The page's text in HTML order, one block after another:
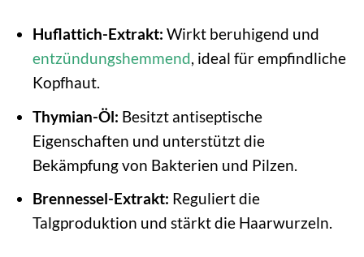
Huflattich-Extrakt: Wirkt beruhigend und
entzündungshemmend, ideal für empfindliche
Kopfhaut.
Thymian-Öl: Besitzt antiseptische
Eigenschaften und unterstützt die
Bekämpfung von Bakterien und Pilzen.
Brennessel-Extrakt: Reguliert die
Talgproduktion und stärkt die Haarwurzeln.